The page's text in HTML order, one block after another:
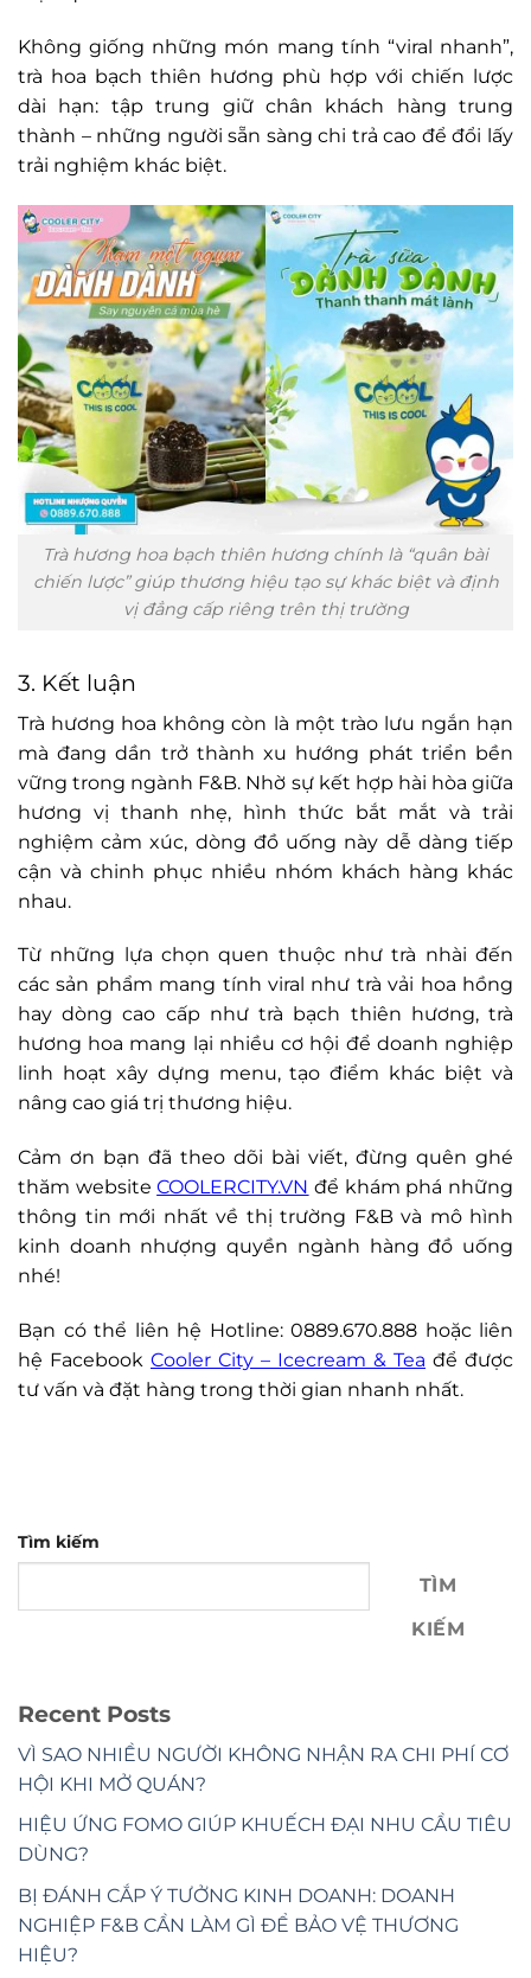
Không giống những món mang tính “viral nhanh”,
trà hoa bạch thiên hương phù hợp với chiến lược
dài hạn: tập trung giữ chân khách hàng trung
thành – những người sẵn sàng chi trả cao để đổi lấy
trải nghiệm khác biệt.
Trà hương hoa bạch thiên hương chính là “quân bài
chiến lược” giúp thương hiệu tạo sự khác biệt và định
vị đẳng cấp riêng trên thị trường
3. Kết luận
Trà hương hoa không còn là một trào lưu ngắn hạn
mà đang dần trở thành xu hướng phát triển bền
vững trong ngành F&B. Nhờ sự kết hợp hài hòa giữa
hương vị thanh nhẹ, hình thức bắt mắt và trải
nghiệm cảm xúc, dòng đồ uống này dễ dàng tiếp
cận và chinh phục nhiều nhóm khách hàng khác
nhau.
Từ những lựa chọn quen thuộc như trà nhài đến
các sản phẩm mang tính viral như trà vải hoa hồng
hay dòng cao cấp như trà bạch thiên hương, trà
hương hoa mang lại nhiều cơ hội để doanh nghiệp
linh hoạt xây dựng menu, tạo điểm khác biệt và
nâng cao giá trị thương hiệu.
Cảm ơn bạn đã theo dõi bài viết, đừng quên ghé
thăm websiteCOOLERCITY.VN để khám phá những
thông tin mới nhất về thị trường F&B và mô hình
kinh doanh nhượng quyền ngành hàng đồ uống
nhé!
Bạn có thể liên hệ Hotline: 0889.670.888 hoặc liên
hệ Facebook Cooler City – Icecream & Tea để được
tư vấn và đặt hàng trong thời gian nhanh nhất.
Tìm kiếm
TÌM
KIẾM
Recent Posts
VÌ SAO NHIỀU NGƯỜI KHÔNG NHẬN RA CHI PHÍ CƠ
HỘI KHI MỞ QUÁN?
HIỆU ỨNG FOMO GIÚP KHUẾCH ĐẠI NHU CẦU TIÊU
DÙNG?
BỊ ĐÁNH CẮP Ý TƯỞNG KINH DOANH: DOANH
NGHIỆP F&B CẦN LÀM GÌ ĐỂ BẢO VỆ THƯƠNG
HIỆU?